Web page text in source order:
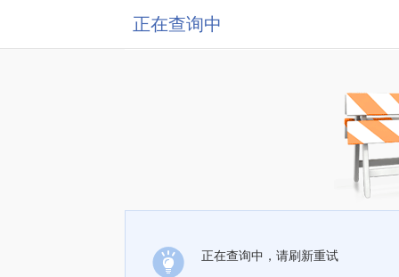
正在查询中
正在查询中，请刷新重试